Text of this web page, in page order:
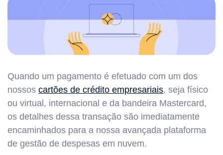
Quando um pagamento é efetuado com um dos
nossos cartões de crédito empresariais, seja físico
ou virtual, internacional e da bandeira Mastercard,
os detalhes dessa transação são imediatamente
encaminhados para a nossa avançada plataforma
de gestão de despesas em nuvem.